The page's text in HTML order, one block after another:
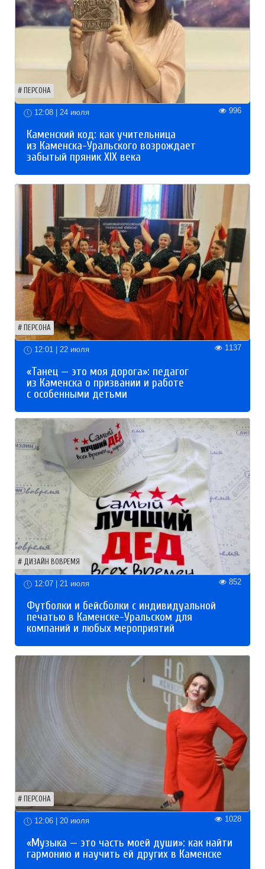
ПЕРСОНА
12:08 | 24 июля 996
Каменский код: как учительница
из Каменска-Уральского возрождает
забытый пряник XIX века
ПЕРСОНА
12:01 | 22 июля 1137
«Танец — это моя дорога»: педагог
из Каменска о призвании и работе
с особенными детьми
ДИЗАЙН ВОВРЕМЯ
12:07 | 21 июля 852
Футболки и бейсболки с индивидуальной
печатью в Каменске-Уральском для
компаний и любых мероприятий
ПЕРСОНА
12:06 | 20 июля 1028
«Музыка — это часть моей души»: как найти
гармонию и научить ей других в Каменске